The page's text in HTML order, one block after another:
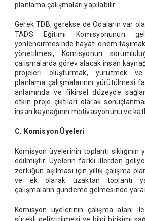
planlama çalışmaları yapılabilir.
Gerek TDB, gerekse de Odaların var
TADS Eğitimi Komisyonunun
yönlendirmesinde hayati önem
yönetilmesi, Komisyonun
çalışmalarda görev alacak insan
projeleri oluşturmak, yürütmek
planlama çalışmalarının yürütülmesi
anlamında ve fikirsel düzeyde
etkin proje çıktıları olarak
insan kaynağının motivasyonunu ve
C. Komisyon Üyeleri
Komisyon üyelerinin toplantı sıklığının
edilmiştir. Üyelerin farklı illerden
zorluğun aşılması için yıllık çalışma
ve ek olarak uzaktan toplantı
çalışmaların gündeme gelmesinde
Komisyon üyelerinin çalışma alanı